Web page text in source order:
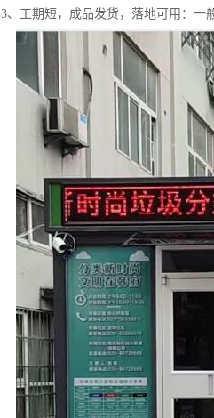
3、工期短，成品发货，落地可用：一